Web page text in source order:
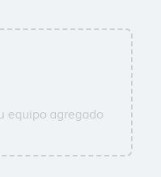
equipo agregado